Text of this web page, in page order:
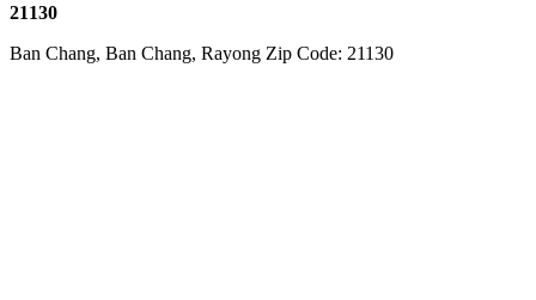
21130
Ban Chang, Ban Chang, Rayong Zip Code: 21130